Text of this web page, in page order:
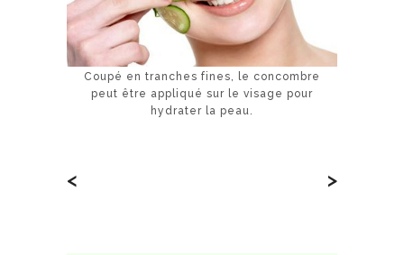
Coupé en tranches fines, le concombre
peut être appliqué sur le visage pour
hydrater la peau.
< >